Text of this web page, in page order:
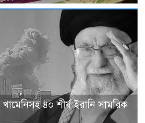
৪০ শীর্ষ ইরানি সামরিক